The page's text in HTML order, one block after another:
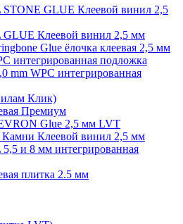
GLUE Клеевой винил 2,5
Клеевой винил 2,5 мм
Glue ёлочка клеевая 2,5 мм
интегрированная подложка
mm WPC интегрированная
Клик)
Премиум
Glue 2,5 мм LVT
Клеевой винил 2,5 мм
и 8 мм интегрированная
плитка 2.5 мм